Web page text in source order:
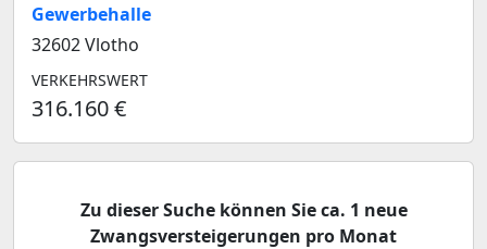
Gewerbehalle
32602 Vlotho
VERKEHRSWERT
316.160 €
Zu dieser Suche können Sie ca. 1 neue
Zwangsversteigerungen pro Monat